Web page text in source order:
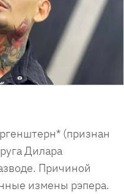
(признан
Дилара
Причиной
измены рэпера.